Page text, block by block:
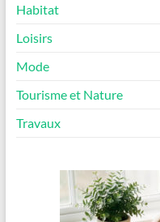
Habitat
Loisirs
Mode
Tourisme et Nature
Travaux